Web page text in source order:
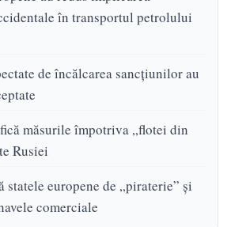
în transportul petrolului
de încălcarea sancțiunilor au
măsurile împotriva „flotei din
Rusiei
statele europene de „piraterie” și
comerciale